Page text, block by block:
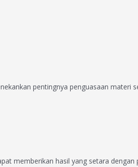
pentingnya penguasaan materi
memberikan hasil yang setara